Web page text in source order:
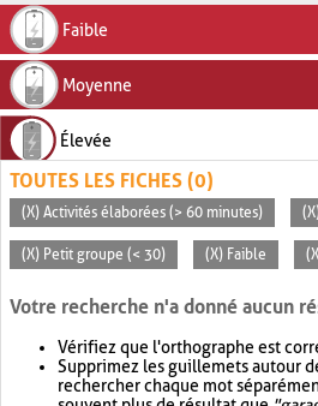
Faible
Moyenne
Élevée
TOUTES LES FICHES (0)
(X) Activités élaborées (> 60 minutes)
(X) Petit groupe (< 30) (X) Faible
Votre recherche n'a donné aucun
Vérifiez que l'orthographe est
Supprimez les guillemets autour
rechercher chaque mot